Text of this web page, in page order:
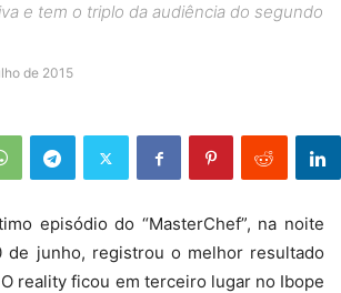
e tem o triplo da audiência do segundo
de 2015
episódio do “MasterChef”, na noite
de junho, registrou o melhor resultado
reality ficou em terceiro lugar no Ibope